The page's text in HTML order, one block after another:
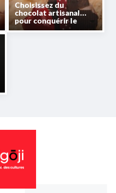
Choisissez du
chocolat artisanal
pour conquérir le
cœur de votre